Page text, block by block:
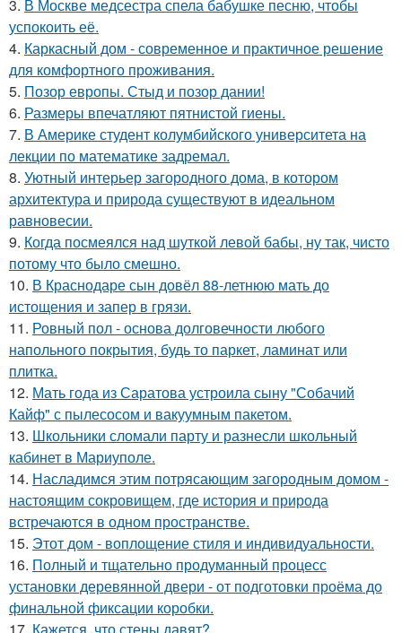
3. В Москве медсестра спела бабушке песню, чтобы
успокоить её.
4. Каркасный дом - современное и практичное решение
для комфортного проживания.
5. Позор европы. Стыд и позор дании!
6. Размеры впечатляют пятнистой гиены.
7. В Америке студент колумбийского университета на
лекции по математике задремал.
8. Уютный интерьер загородного дома, в котором
архитектура и природа существуют в идеальном
равновесии.
9. Когда посмеялся над шуткой левой бабы, ну так, чисто
потому что было смешно.
10. В Краснодаре сын довёл 88-летнюю мать до
истощения и запер в грязи.
11. Ровный пол - основа долговечности любого
напольного покрытия, будь то паркет, ламинат или
плитка.
12. Мать года из Саратова устроила сыну "Собачий
Кайф" с пылесосом и вакуумным пакетом.
13. Школьники сломали парту и разнесли школьный
кабинет в Мариуполе.
14. Насладимся этим потрясающим загородным домом -
настоящим сокровищем, где история и природа
встречаются в одном пространстве.
15. Этот дом - воплощение стиля и индивидуальности.
16. Полный и тщательно продуманный процесс
установки деревянной двери - от подготовки проёма до
финальной фиксации коробки.
17. Кажется, что стены давят?